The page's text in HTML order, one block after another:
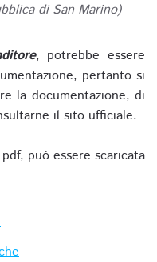
di San Marino)
, potrebbe essere
pertanto si
la documentazione, di
il sito ufficiale.
può essere scaricata